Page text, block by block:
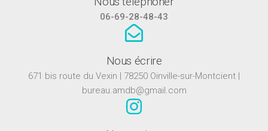
06-69-28-48-43
Nous écrire
671 bis route du Vexin | 78250 Oinville-sur-Montcient |
bureau.amdb@gmail.com